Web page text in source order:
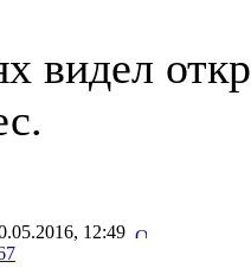
видел
12:49